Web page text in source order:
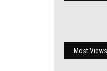
Most Views